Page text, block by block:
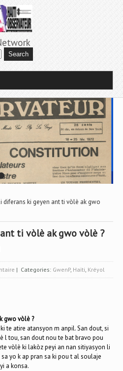
diferans ki geyen ant ti vòlè ak gwo
ti vòlè ak gwo vòlè ?
| Categories: GwenP, Haïti, Kréyol
gwo vòlè ?
te atire atansyon m anpil. San dout, si
l tou, san dout nou te bat bravo pou
vòlè ki lakòz peyi an nan sitiyasyon li
yo k ap pran sa ki pou t al soulaje
a konsa.